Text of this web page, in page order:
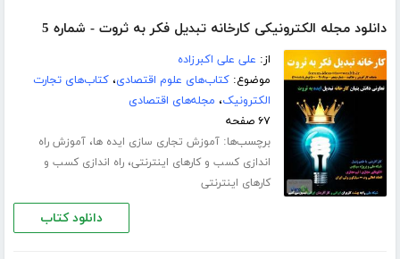
دانلود مجله الکترونیکی کارخانه تبدیل فکر به ثروت - شماره 5
از: علی علی اکبرزاده
موضوع:کتاب‌های علوم اقتصادی،کتاب‌های تجارت
الکترونیک، مجله‌های اقتصادی
۶۷ صفحه
برچسب‌ها:آموزش تجاری سازی ایده ها،آموزش راه
اندازی کسب و کارهای اینترنتی،راه اندازی کسب و
کارهای اینترنتی
دانلود کتاب